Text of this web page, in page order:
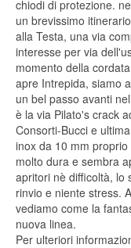
chiodi di protezione.
un brevissimo
alla Testa, una via
interesse per via
momento della
apre Intrepida, siamo
un bel passo avanti
è la via Pilato's crack
Consorti-Bucci e
inox da 10 mm
molto dura e sembra
apritori nè difficoltà, lo
rinvio e niente stress.
vediamo come la
nuova linea.
Per ulteriori